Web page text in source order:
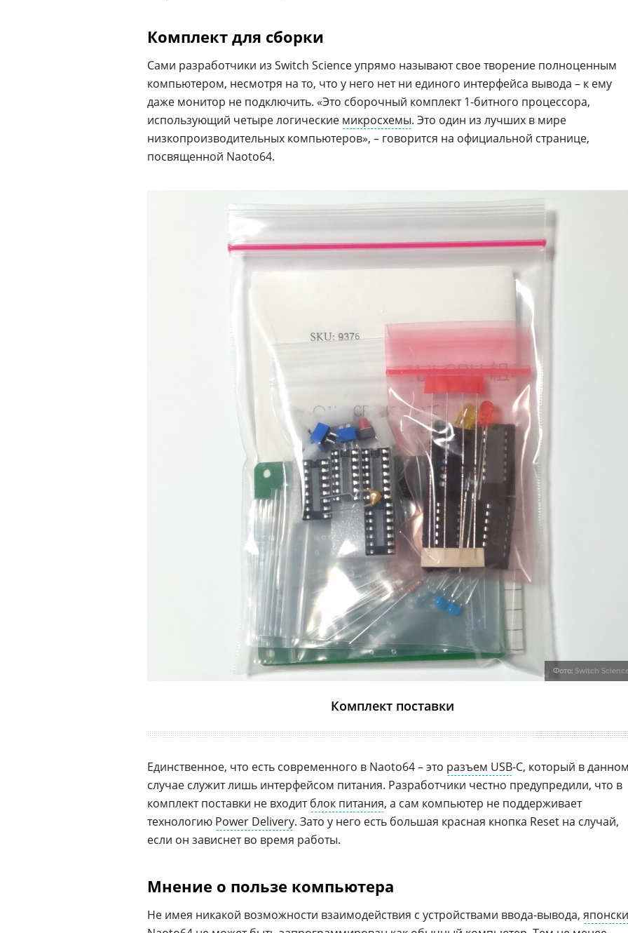
Комплект для сборки
Сами разработчики из Switch Science упрямо называют свое творение полноценным
компьютером, несмотря на то, что у него нет ни единого интерфейса вывода – к ему
даже монитор не подключить. «Это сборочный комплект 1-битного процессора,
использующий четыре логические микросхемы. Это один из лучших в мире
низкопроизводительных компьютеров», – говорится на официальной странице,
посвященной Naoto64.
Фото: Switch
Комплект поставки
Единственное, что есть современного в Naoto64 – это разъем USB-C, который в данном
случае служит лишь интерфейсом питания. Разработчики честно предупредили, что в
комплект поставки не входитблок питания, а сам компьютер не поддерживает
технологию Power Delivery. Зато у него есть большая красная кнопка Reset на случай,
если он зависнет во время работы.
Мнение о пользе компьютера
Не имея никакой возможности взаимодействия с устройствами ввода-вывода,